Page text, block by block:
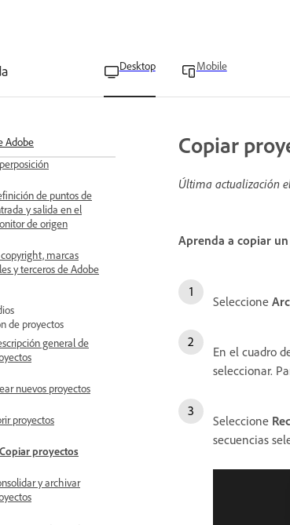
Desktop Mobile
Adobe
perdidos
ajustes de
de puntos de
y salida en el
de origen
marcas
y terceros de Adobe
de proyectos
general de
nuevos proyectos
proyectos
Copiar proyectos
y archivar
Copiar
Última actualización
Aprenda a copiar
Seleccione
En el cuadro
seleccionar.
Seleccione
secuencias